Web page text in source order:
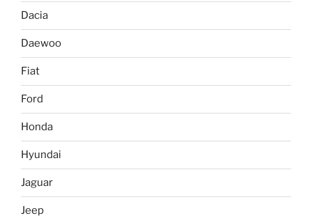
Dacia
Daewoo
Fiat
Ford
Honda
Hyundai
Jaguar
Jeep